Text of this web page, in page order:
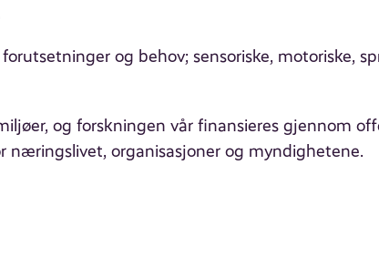
og behov; sensoriske, motoriske,
og forskningen vår finansieres gjennom
næringslivet, organisasjoner og myndighetene.